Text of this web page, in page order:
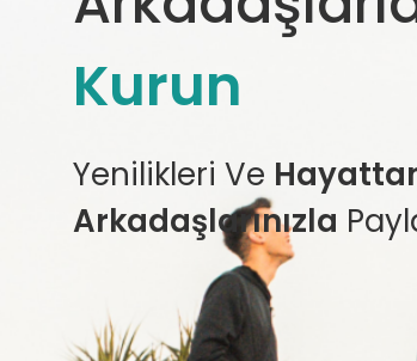
Kurun
Yenilikleri Ve
Arkadaşlarınızla